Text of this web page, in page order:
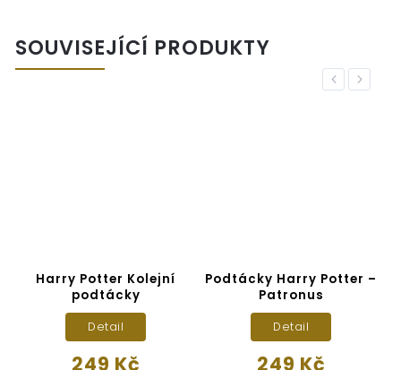
SOUVISEJÍCÍ PRODUKTY
Previous
Harry Potter Kolejní
podtácky
249 Kč
Detail
Podtácky Harry Potter –
Patronus
249 Kč
Detail
Next